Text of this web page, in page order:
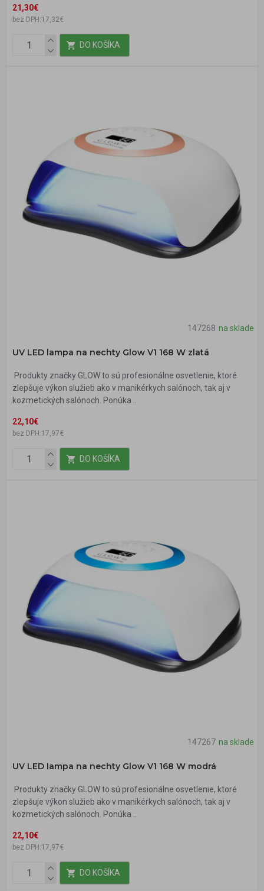
21,30€
bez DPH:17,32€
DO KOŠÍKA
147268 na sklade
UV LED lampa na nechty Glow V1 168 W zlatá
Produkty značky GLOW to sú profesionálne osvetlenie, ktoré
zlepšuje výkon služieb ako v manikérkych salónoch, tak aj v
kozmetických salónoch. Ponúka ..
22,10€
bez DPH:17,97€
DO KOŠÍKA
147267 na sklade
UV LED lampa na nechty Glow V1 168 W modrá
Produkty značky GLOW to sú profesionálne osvetlenie, ktoré
zlepšuje výkon služieb ako v manikérkych salónoch, tak aj v
kozmetických salónoch. Ponúka ..
22,10€
bez DPH:17,97€
DO KOŠÍKA